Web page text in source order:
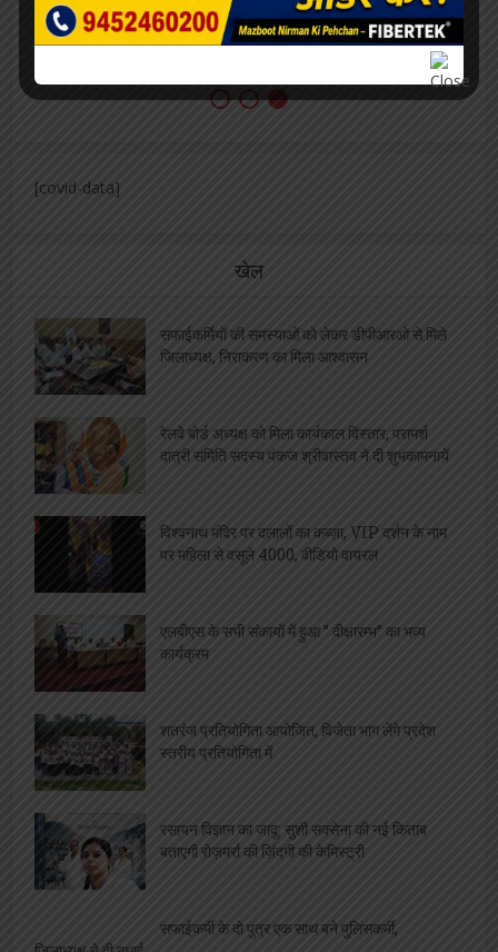
[covid-data]
खेल
जिलाध्यक्ष, निराकरण का मिला आश्वासन
दात्री समिति सदस्य पंकज श्रीवास्तव ने दी शुभकामनायें
पर महिला से वसूले 4000, वीडियो वायरल
कार्यक्रम